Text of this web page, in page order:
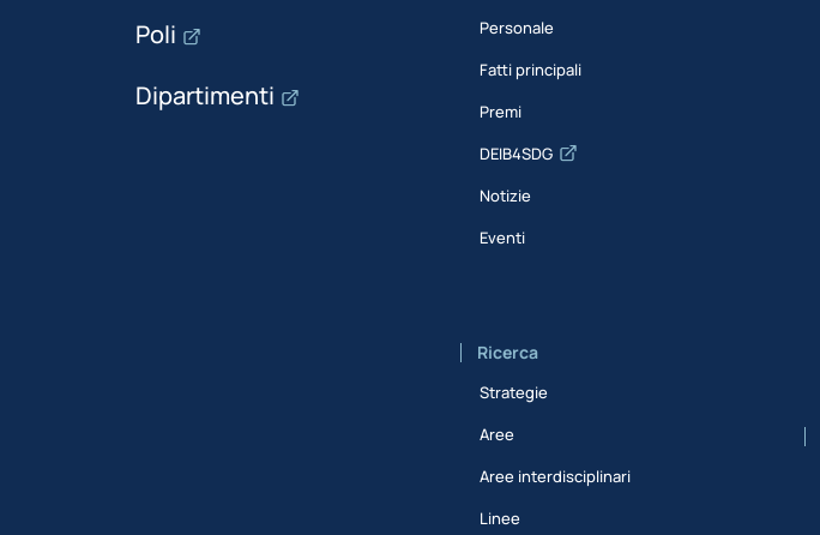
Poli
Dipartimenti
Personale
Fatti principali
Premi
DEIB4SDG
Notizie
Eventi
Ricerca
Strategie
Aree
Aree interdisciplinari
Linee